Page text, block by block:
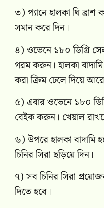
৩) প্যানে হালকা ঘি ব্রাশ
সমান করে দিন।
৪) ওভেনে ১৮০ ডিগ্রি
গরম করুন। হালকা
করা ক্রিম ঢেলে দিয়ে
৫) এবার ওভেনে ১৮০
বেইক করুন। খেয়াল
৬) উপরে হালকা
চিনির সিরা ছড়িয়ে দিন।
৭) সব চিনির সিরা
দিতে হবে।